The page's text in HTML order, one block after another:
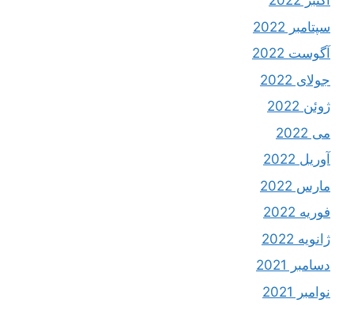
سپتامبر 2022
آگوست 2022
جولای 2022
ژوئن 2022
می 2022
آوریل 2022
مارس 2022
فوریه 2022
ژانویه 2022
دسامبر 2021
نوامبر 2021